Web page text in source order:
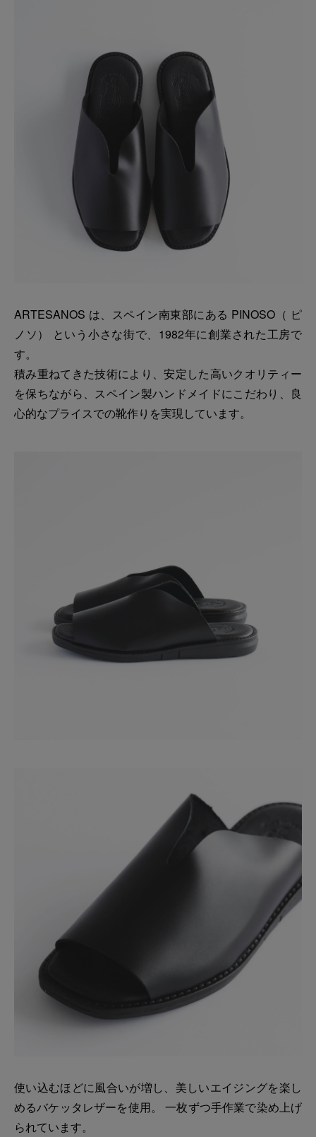
ARTESANOS は、スペイン南東部にある PINOSO（ ピ
ノソ） という小さな街で、1982年に創業された工房で
す。
積み重ねてきた技術により、安定した高いクオリティー
を保ちながら、スペイン製ハンドメイドにこだわり、良
心的なプライスでの靴作りを実現しています。
使い込むほどに風合いが増し、美しいエイジングを楽し
めるバケッタレザーを使用。 一枚ずつ手作業で染め上げ
られています。